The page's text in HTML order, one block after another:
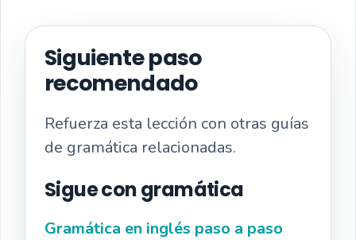
Siguiente paso
recomendado
Refuerza esta lección con otras guías
de gramática relacionadas.
Sigue con gramática
Gramática en inglés paso a paso